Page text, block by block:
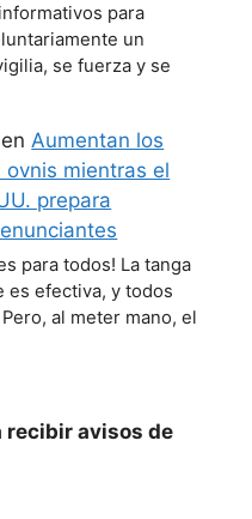
para
un
se fuerza y se
enAumentan los
mientras el
prepara
para todos! La tanga
es efectiva, y todos
al meter mano, el
recibir avisos de